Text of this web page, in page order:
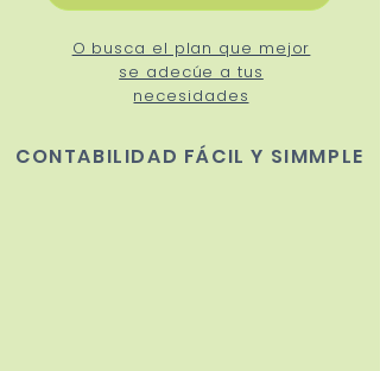
O busca el plan que mejor
se adecúe a tus
necesidades
CONTABILIDAD FÁCIL Y SIMMPLE